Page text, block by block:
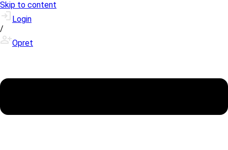
Skip to content
Login
/
Opret